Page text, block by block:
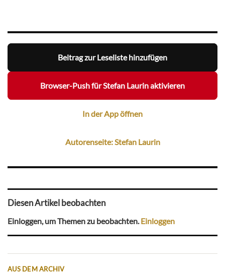
Beitrag zur Leseliste hinzufügen
Browser-Push für Stefan Laurin aktivieren
In der App öffnen
Autorenseite: Stefan Laurin
Diesen Artikel beobachten
Einloggen, um Themen zu beobachten.Einloggen
AUS DEM ARCHIV